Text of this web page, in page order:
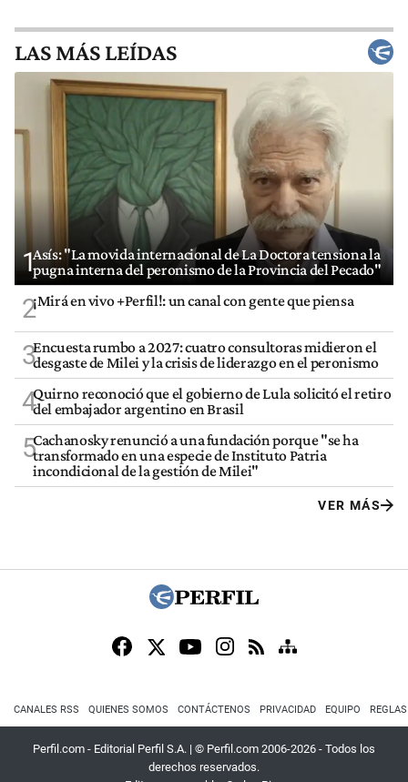
LAS MÁS LEÍDAS
1Asís: "La movida internacional de La Doctora tensiona la
pugna interna del peronismo de la Provincia del Pecado"
2¡Mirá en vivo +Perfil!: un canal con gente que piensa
3Encuesta rumbo a 2027: cuatro consultoras midieron el
desgaste de Milei y la crisis de liderazgo en el peronismo
4Quirno reconoció que el gobierno de Lula solicitó el retiro
del embajador argentino en Brasil
5Cachanosky renunció a una fundación porque "se ha
transformado en una especie de Instituto Patria
incondicional de la gestión de Milei"
VER MÁS
CANALES RSS QUIENES SOMOS CONTÁCTENOS PRIVACIDAD EQUIPO
Perfil.com - Editorial Perfil S.A. | © Perfil.com 2006-2026 - Todos los
derechos reservados.